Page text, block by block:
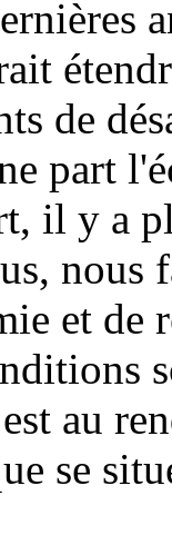
de
part
il y a
nous
et de
au
se